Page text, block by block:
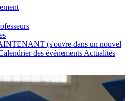
(s'ouvre dans un nouvel
des événements Actualités